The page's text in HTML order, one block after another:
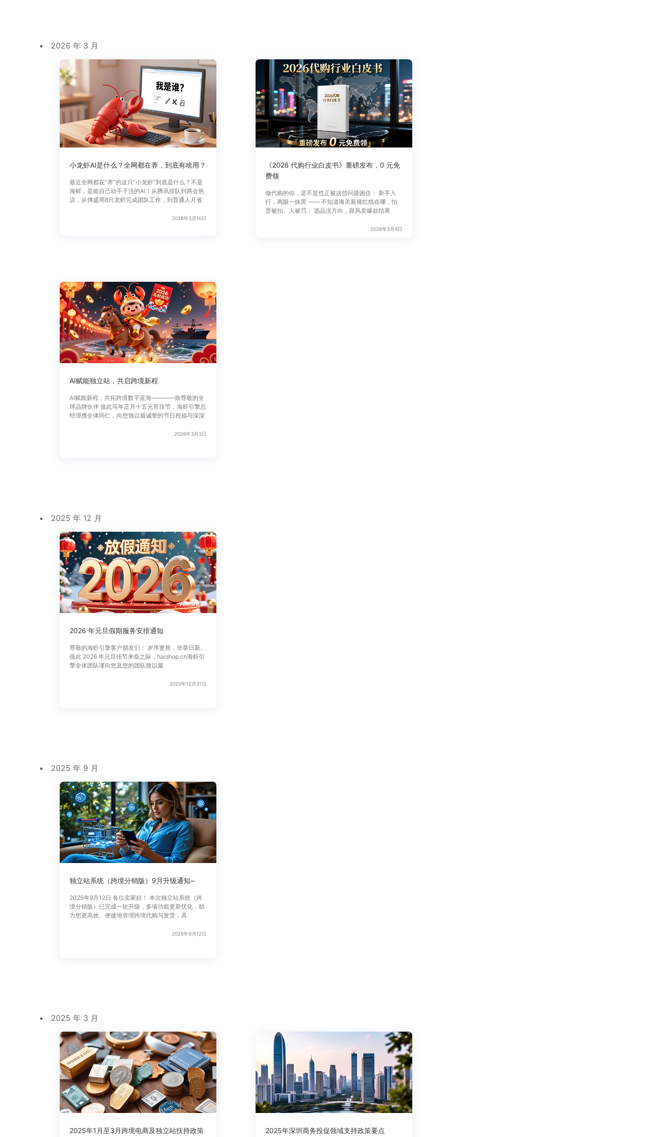
2026 年 3 月
小龙虾AI是什么？全网都在养，到底有啥用？
最近全网都在“养”的这只“小龙虾”到底是什么？不是
海鲜，是能自己动手干活的AI！从腾讯排队到两会热
议，从傅盛用8只龙虾完成团队工作，到普通人月省
2026年3月10日
《2026 代购行业白皮书》重磅发布，0 元免
费领
做代购的你，是不是也正被这些问题困住： 新手入
行，两眼一抹黑 —— 不知道海关新规红线在哪，怕
货被扣、人被罚； 选品没方向，跟风卖爆款结果
2026年3月4日
AI赋能独立站，共启跨境新程
AI赋能新程，共拓跨境数字蓝海————致尊敬的全
球品牌伙伴 值此马年正月十五元宵佳节，海虾引擎总
经理携全体同仁，向您致以最诚挚的节日祝福与深深
2026年3月3日
2025 年 12 月
2026 年元旦假期服务安排通知
尊敬的海虾引擎客户朋友们： 岁序更替，华章日新。
值此 2026 年元旦佳节来临之际，haishop.cn海虾引
擎全体团队谨向您及您的团队致以最
2025年12月31日
2025 年 9 月
独立站系统（跨境分销版）9月升级通知~
2025年9月12日 各位卖家好！ 本次独立站系统（跨
境分销版）已完成一轮升级，多项功能更新优化，助
力您更高效、便捷地管理跨境代购与发货，具
2025年9月12日
2025 年 3 月
2025年1月至3月跨境电商及独立站扶持政策
2025年深圳商务投促领域支持政策要点